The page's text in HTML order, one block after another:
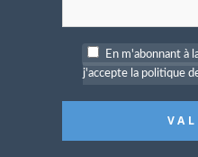
OÙ TROUVER NOS
En m'abonnant à
j'accepte la politique